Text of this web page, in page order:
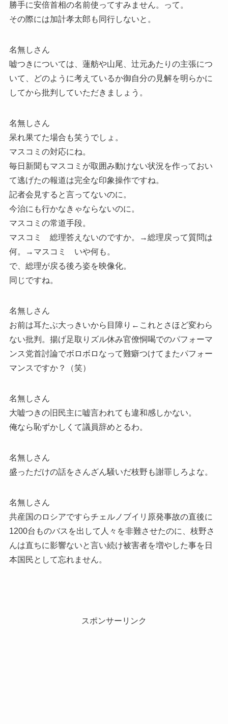
勝手に安倍首相の名前使ってすみません。って。
その際には加計孝太郎も同行しないと。
名無しさん
嘘つきについては、蓮舫や山尾、辻元あたりの主張につ
いて、どのように考えているか御自分の見解を明らかに
してから批判していただきましょう。
名無しさん
呆れ果てた場合も笑うでしょ。
マスコミの対応にね。
毎日新聞もマスコミが取囲み動けない状況を作っておい
て逃げたの報道は完全な印象操作ですね。
記者会見すると言ってないのに。
今治にも行かなきゃならないのに。
マスコミの常道手段。
マスコミ 総理答えないのですか。→総理戻って質問は
何。→マスコミ いや何も。
で、総理が戻る後ろ姿を映像化。
同じですね。
名無しさん
お前は耳たぶ大っきいから目障り←これとさほど変わら
ない批判。揚げ足取りズル休み官僚恫喝でのパフォーマ
ンス党首討論でボロボロなって難癖つけてまたパフォー
マンスですか？（笑）
名無しさん
大嘘つきの旧民主に嘘言われても違和感しかない。
俺なら恥ずかしくて議員辞めとるわ。
名無しさん
盛っただけの話をさんざん騒いだ枝野も謝罪しろよな。
名無しさん
共産国のロシアですらチェルノブイリ原発事故の直後に
1200台ものバスを出して人々を非難させたのに、枝野さ
んは直ちに影響ないと言い続け被害者を増やした事を日
本国民として忘れません。
スポンサーリンク